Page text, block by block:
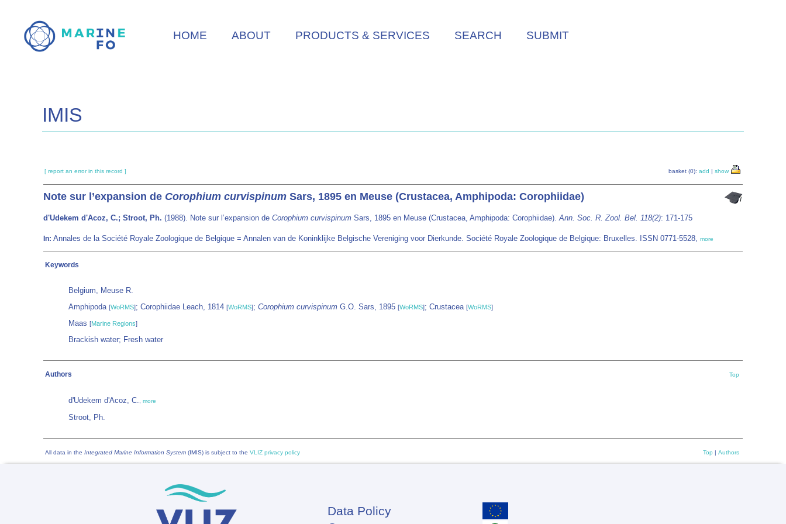
main
HOME ABOUT PRODUCTS & SERVICES SEARCH SUBMIT
IMIS
[ report an error in this record ] basket (0): add | show
Note sur l’expansion de Corophium curvispinum Sars, 1895 en Meuse (Crustacea, Amphipoda: Corophiidae)
d'Udekem d'Acoz, C.; Stroot, Ph. (1988). Note sur l’expansion de Corophium curvispinum Sars, 1895 en Meuse (Crustacea, Amphipoda: Corophiidae).Ann. Soc. R. Zool. Bel. 118(2): 171-175
In: Annales de la Société Royale Zoologique de Belgique = Annalen van de Koninklijke Belgische Vereniging voor Dierkunde. Société Royale Zoologique de Belgique: Bruxelles. ISSN 0771-5528, more
Keywords
Belgium, Meuse R.
Amphipoda [WoRMS]; Corophiidae Leach, 1814 [WoRMS]; Corophium curvispinum G.O. Sars, 1895 [WoRMS]; Crustacea [WoRMS]
Maas [Marine Regions]
Brackish water; Fresh water
Authors Top
d'Udekem d'Acoz, C. more
Stroot, Ph.
All data in the Integrated Marine Information System (IMIS) is subject to the VLIZ privacy policy Top | Authors
Data Policy